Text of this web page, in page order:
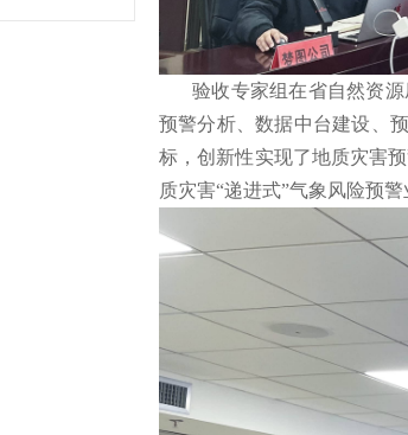
验收专家组在省自然资
预警分析、数据中台建设、
标，创新性实现了地质灾害
质灾害“递进式”气象风险预